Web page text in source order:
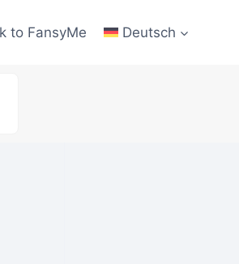
to FansyMe Deutsch